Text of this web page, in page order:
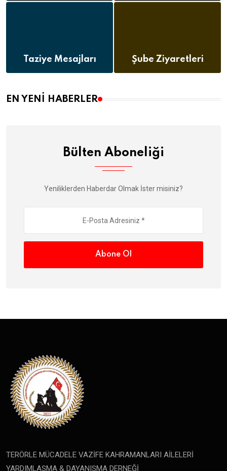
Taziye Mesajları Şube Ziyaretleri
EN YENI HABERLER
Bülten Aboneliği
Yeniliklerden Haberdar Olmak İster misiniz?
Abone Ol
TERÖRLE MÜCADELE VAZİFE KAHRAMANLARI AİLELERİ
YARDIMLAŞMA & DAYANIŞMA DERNEĞİ